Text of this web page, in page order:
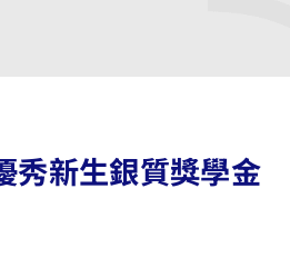
秀新生銀質獎學金